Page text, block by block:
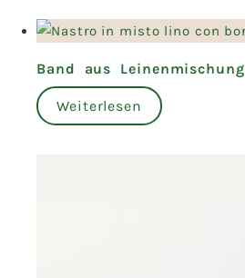
Band aus Leinenmischung
Weiterlesen